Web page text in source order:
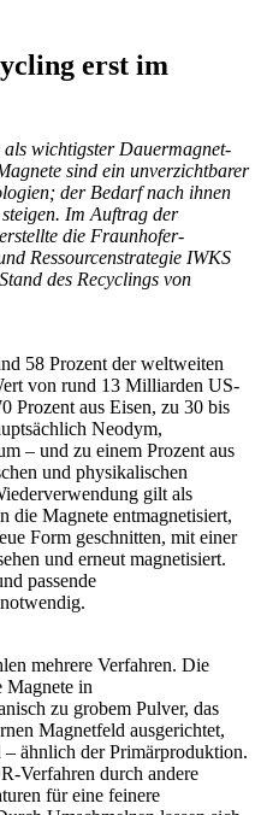
erst im
wichtigster Dauermagnet-
sind ein unverzichtbarer
der Bedarf nach ihnen
Im Auftrag der
die Fraunhofer-
Ressourcenstrategie IWKS
des Recyclings von
58 Prozent der weltweiten
von rund 13 Milliarden US-
Prozent aus Eisen, zu 30 bis
Neodym,
– und zu einem Prozent aus
und physikalischen
gilt als
die Magnete entmagnetisiert,
Form geschnitten, mit einer
und erneut magnetisiert.
passende
mehrere Verfahren. Die
Magnete in
zu grobem Pulver, das
Magnetfeld ausgerichtet,
ähnlich der Primärproduktion.
Verfahren durch andere
für eine feinere